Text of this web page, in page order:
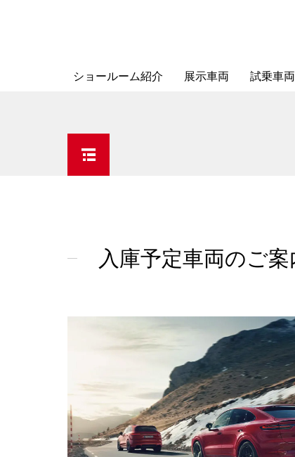
ショールーム紹介 展示車両 試乗車両
入庫予定車両のご案